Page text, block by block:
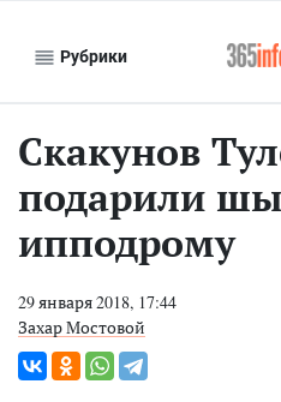
Рубрики
Скакунов
подарили
ипподрому
29 января 2018, 17:44
Захар Мостовой